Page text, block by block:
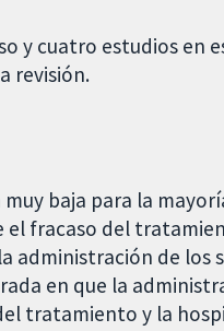
y cuatro estudios en
revisión.
baja para la
el fracaso del
administración de
en que la
tratamiento y la